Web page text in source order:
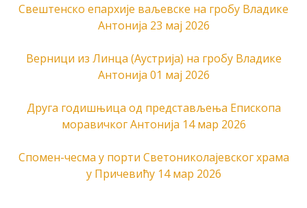
Свештенско епархије ваљевске на гробу Владике
Антонија 23 мај 2026
Верници из Линца (Аустрија) на гробу Владике
Антонија 01 мај 2026
Друга годишњица од представљења Епископа
моравичког Антонија 14 мар 2026
Спомен-чесма у порти Светониколајевског храма
у Причевићу 14 мар 2026